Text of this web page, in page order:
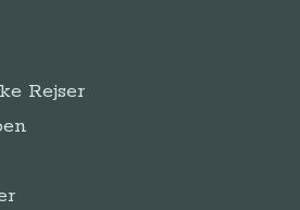
Rejser